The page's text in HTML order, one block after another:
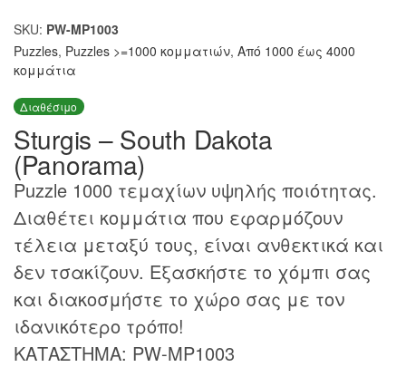
SKU: PW-MP1003
Puzzles, Puzzles >=1000 κομματιών, Από 1000 έως 4000
κομμάτια
Διαθέσιμο
Sturgis – South Dakota
(Panorama)
Puzzle 1000 τεμαχίων υψηλής ποιότητας.
Διαθέτει κομμάτια που εφαρμόζουν
τέλεια μεταξύ τους, είναι ανθεκτικά και
δεν τσακίζουν. Εξασκήστε το χόμπι σας
και διακοσμήστε το χώρο σας με τον
ιδανικότερο τρόπο!
ΚΑΤΑΣΤΗΜΑ: PW-MP1003